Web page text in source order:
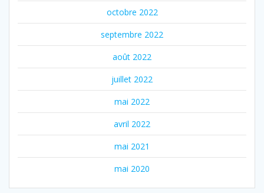
octobre 2022
septembre 2022
août 2022
juillet 2022
mai 2022
avril 2022
mai 2021
mai 2020